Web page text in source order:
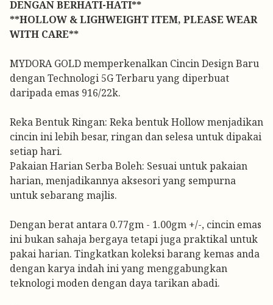
DENGAN BERHATI-HATI**
**HOLLOW & LIGHWEIGHT ITEM, PLEASE WEAR
WITH CARE**
MYDORA GOLD memperkenalkan Cincin Design Baru
dengan Technologi 5G Terbaru yang diperbuat
daripada emas 916/22k.
Reka Bentuk Ringan: Reka bentuk Hollow menjadikan
cincin ini lebih besar, ringan dan selesa untuk dipakai
setiap hari.
Pakaian Harian Serba Boleh: Sesuai untuk pakaian
harian, menjadikannya aksesori yang sempurna
untuk sebarang majlis.
Dengan berat antara 0.77gm - 1.00gm +/-, cincin emas
ini bukan sahaja bergaya tetapi juga praktikal untuk
pakai harian. Tingkatkan koleksi barang kemas anda
dengan karya indah ini yang menggabungkan
teknologi moden dengan daya tarikan abadi.